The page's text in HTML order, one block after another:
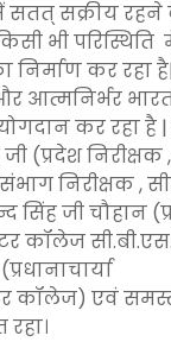
सतत् सक्रीय
भी
निर्माण कर रहा है|
आत्मनिर्भर
कर रहा
जी (प्रदेश
निरीक्षक ,
सिंह जी चौहान
कॉलेज
कॉलेज) एवं